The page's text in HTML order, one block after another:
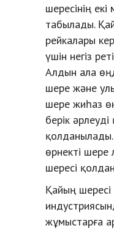
шересінің
табылады.
рейкалары
үшін негіз
Алдын ала
шере және
шере жиһаз
берік
өрнекті
шересі
Қайың
жұмыстарға